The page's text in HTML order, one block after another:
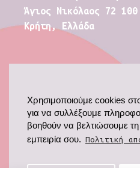
Χρησιμοποιούμε cookies
για να συλλέξουμε
βοηθούν να βελτιώσουμε τη
εμπειρία σου. Πολιτική
Άγιος Νικόλαος 72 100
Κρήτη, Ελλάδα